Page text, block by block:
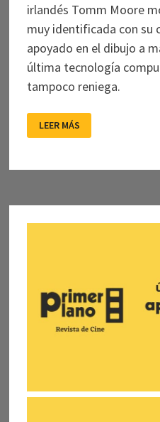
irlandés Tomm Moore
muy identificada con su
apoyado en el dibujo a
última tecnología
tampoco reniega.
WOLFWALKERS
LEER MÁS